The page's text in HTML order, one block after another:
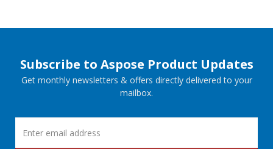
Subscribe to Aspose Product Updates
Get monthly newsletters & offers directly delivered to your
mailbox.